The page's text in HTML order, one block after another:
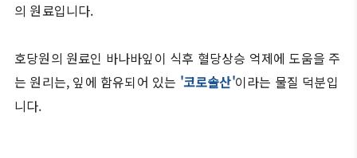
의 원료입니다.
호당원의 원료인 바나바잎이 식후 혈당상승 억제에 도움을 주
는 원리는, 잎에 함유되어 있는 '코로솔산'이라는 물질 덕분입
니다.